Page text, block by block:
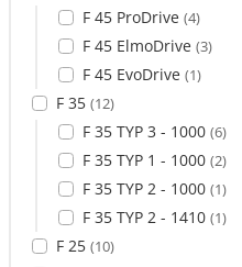
F 45 ProDrive (4)
F 45 ElmoDrive (3)
F 45 EvoDrive (1)
F 35 (12)
F 35 TYP 3 - 1000 (6)
F 35 TYP 1 - 1000 (2)
F 35 TYP 2 - 1000 (1)
F 35 TYP 2 - 1410 (1)
F 25 (10)